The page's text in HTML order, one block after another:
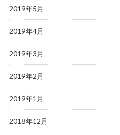
2019年5月
2019年4月
2019年3月
2019年2月
2019年1月
2018年12月